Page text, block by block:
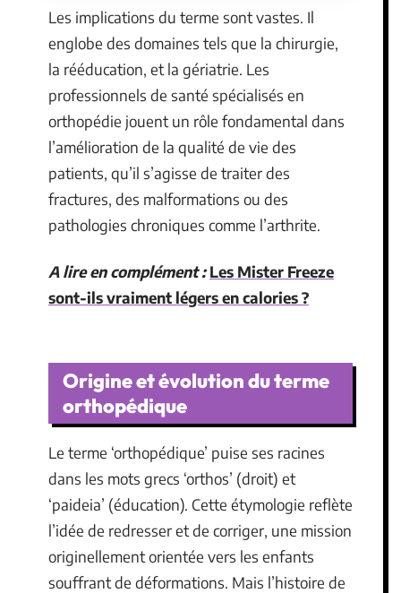
Les implications du terme sont vastes. Il
englobe des domaines tels que la chirurgie,
la rééducation, et la gériatrie. Les
professionnels de santé spécialisés en
orthopédie jouent un rôle fondamental dans
l’amélioration de la qualité de vie des
patients, qu’il s’agisse de traiter des
fractures, des malformations ou des
pathologies chroniques comme l’arthrite.
A lire en complément : Les Mister Freeze
sont-ils vraiment légers en calories ?
Origine et évolution du terme
orthopédique
Le terme ‘orthopédique’ puise ses racines
dans les mots grecs ‘orthos’ (droit) et
‘paideia’ (éducation). Cette étymologie reflète
l’idée de redresser et de corriger, une mission
originellement orientée vers les enfants
souffrant de déformations. Mais l’histoire de